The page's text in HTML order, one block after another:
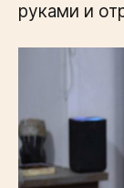
руками и